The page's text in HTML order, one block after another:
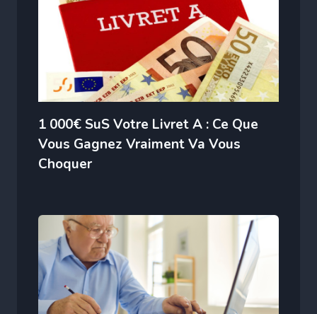
1 000€ SuS Votre Livret A : Ce Que
Vous Gagnez Vraiment Va Vous
Choquer